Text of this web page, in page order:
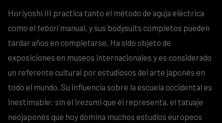
Horiyoshi III practica tanto el método de aguja eléctrica
como el tebori manual, y sus bodysuits completos pueden
tardar años en completarse. Ha sido objeto de
exposiciones en museos internacionales y es considerado
un referente cultural por estudiosos del arte japonés en
todo el mundo. Su influencia sobre la escuela occidental es
inestimable: sin el irezumi que él representa, el tatuaje
neojaponés que hoy domina muchos estudios europeos